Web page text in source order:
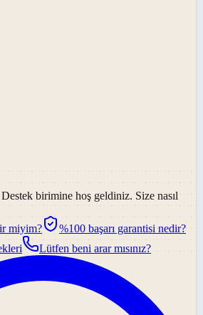
birimine hoş geldiniz. Size nasıl
miyim?
%100 başarı garantisi nedir?
Lütfen beni arar mısınız?